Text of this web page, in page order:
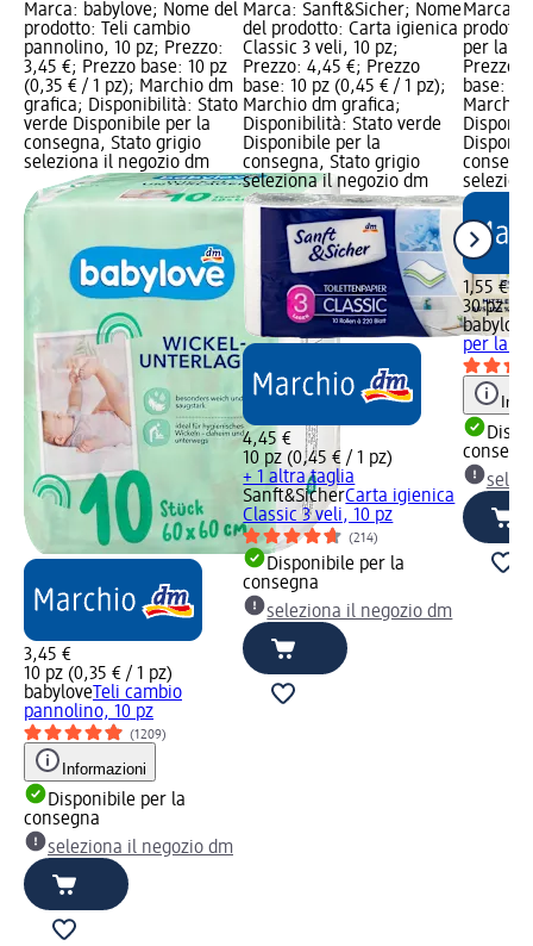
Marca: babylove; Nome del
prodotto: Teli cambio
pannolino, 10 pz; Prezzo:
3,45 €; Prezzo base: 10 pz
(0,35 € / 1 pz); Marchio dm
grafica; Disponibilità: Stato
verde Disponibile per la
consegna, Stato grigio
seleziona il negozio dm
3,45 €
10 pz (0,35 € / 1 pz)
babylove Teli cambio
pannolino, 10 pz
(1209)
Informazioni
Disponibile per la
consegna
seleziona il negozio dm
Marca: Sanft&Sicher; Nome
del prodotto: Carta igienica
Classic 3 veli, 10 pz;
Prezzo: 4,45 €; Prezzo
base: 10 pz (0,45 € / 1 pz);
Marchio dm grafica;
Disponibilità: Stato verde
Disponibile per la
consegna, Stato grigio
seleziona il negozio dm
4,45 €
10 pz (0,45 € / 1 pz)
+ 1 altra taglia
Sanft&SicherCarta igienica
Classic 3 veli, 10 pz
(214)
Disponibile per la
consegna
seleziona il negozio dm
Marca:
per la
Prezzo:
base:
Marchio
1,55 €
30 pz
babylove
per la